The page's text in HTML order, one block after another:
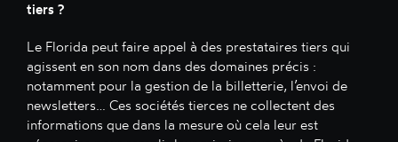
tiers ?
Le Florida peut faire appel à des prestataires tiers qui
agissent en son nom dans des domaines précis :
notamment pour la gestion de la billetterie, l’envoi de
newsletters… Ces sociétés tierces ne collectent des
informations que dans la mesure où cela leur est